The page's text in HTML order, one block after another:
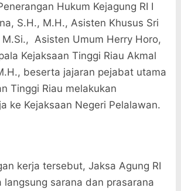
Hukum Kejagung RI I
S.H., M.H., Asisten Khusus Sri
M.Si., Asisten Umum Herry Horo,
Kejaksaan Tinggi Riau Akmal
beserta jajaran pejabat utama
Tinggi Riau melakukan
ke Kejaksaan Negeri Pelalawan.
kerja tersebut, Jaksa Agung RI
langsung sarana dan prasarana